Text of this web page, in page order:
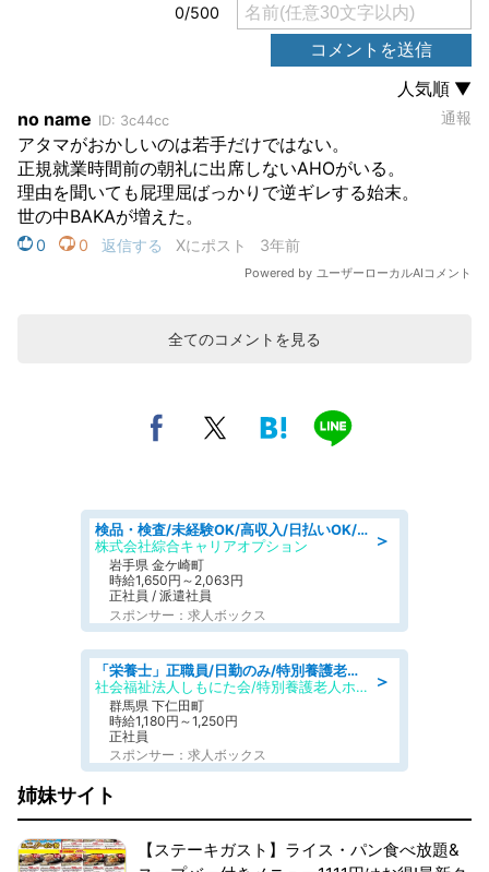
全てのコメントを見る
＞
検品・検査/未経験OK/高収入/日払いOK/交替制/20・30・40代活躍中
株式会社綜合キャリアオプション
岩手県 金ケ崎町
時給1,650円～2,063円
正社員 / 派遣社員
スポンサー：求人ボックス
＞
「栄養士」正職員/日勤のみ/特別養護老人ホーム
社会福祉法人しもにた会/特別養護老人ホーム かぶらの里
群馬県 下仁田町
時給1,180円～1,250円
正社員
スポンサー：求人ボックス
姉妹サイト
【ステーキガスト】ライス・パン食べ放題&